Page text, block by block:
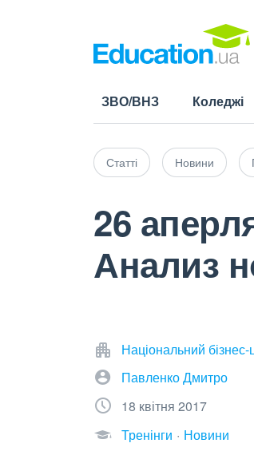
ЗВО/ВНЗ Коледжі
Статті Новини
26
Анализ
Національний бізнес-
Павленко Дмитро
18 квітня 2017
Тренінги
Новини